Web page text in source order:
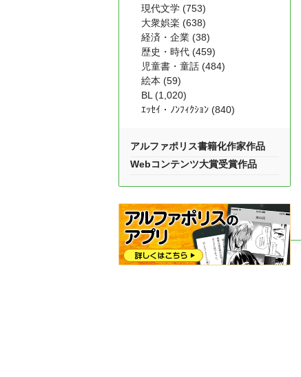
現代文学 (753)
大衆娯楽 (638)
経済・企業 (38)
歴史・時代 (459)
児童書・童話 (484)
絵本 (59)
BL (1,020)
ｴｯｾｲ・ﾉﾝﾌｨｸｼｮﾝ (840)
アルファポリス書籍化作家作品
Webコンテンツ大賞受賞作品